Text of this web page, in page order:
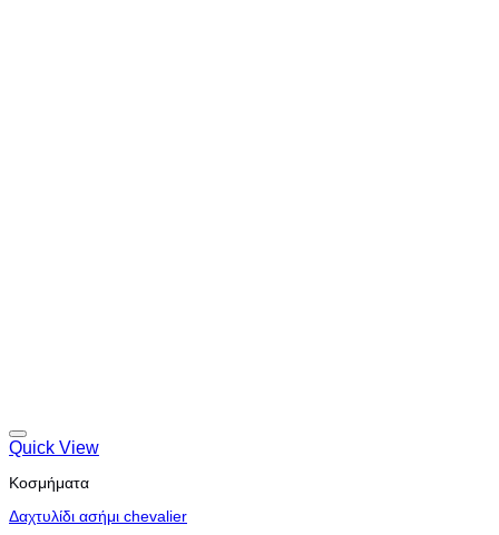
Quick View
Κοσμήματα
Δαχτυλίδι ασήμι chevalier